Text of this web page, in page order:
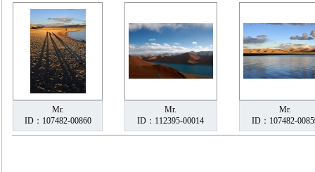
Mr.
ID：107482-00860
Mr.
ID：112395-00014
Mr.
ID：107482-